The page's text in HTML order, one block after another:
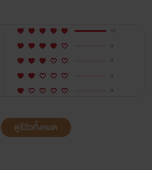
12
0
0
0
0
ดูรีวิวทั้งหมด